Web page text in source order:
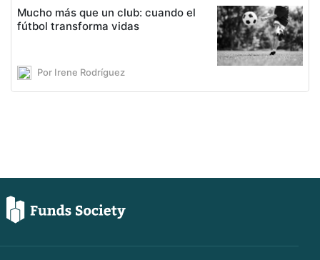
Mucho más que un club: cuando el
fútbol transforma vidas
Por Irene Rodríguez